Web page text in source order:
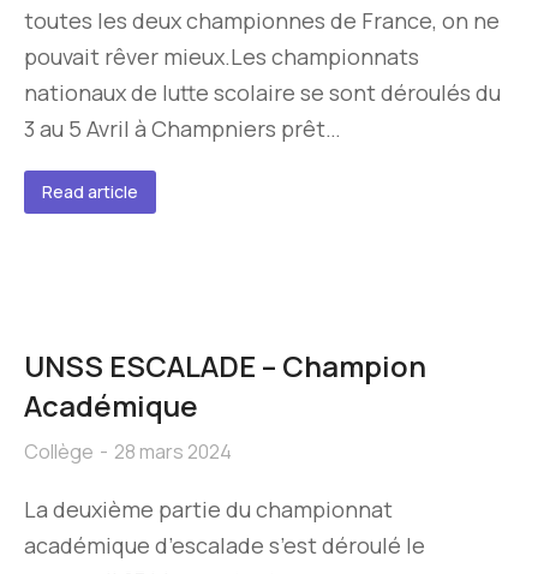
toutes les deux championnes de France, on ne
pouvait rêver mieux.Les championnats
nationaux de lutte scolaire se sont déroulés du
3 au 5 Avril à Champniers prêt…
Read article
UNSS ESCALADE – Champion
Académique
Collège 28 mars 2024
La deuxième partie du championnat
académique d’escalade s’est déroulé le